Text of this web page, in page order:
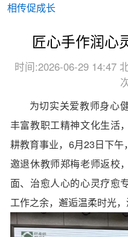
相传促成长
匠心手作润心
时间:2026-06-29 14:47
为切实关爱教师身心
丰富教职工精神文化生活
耕教育事业，6月23日下
邀退休教师郑梅老师返校
面、治愈人心的心灵疗愈
工作之余，邂逅温柔时光，